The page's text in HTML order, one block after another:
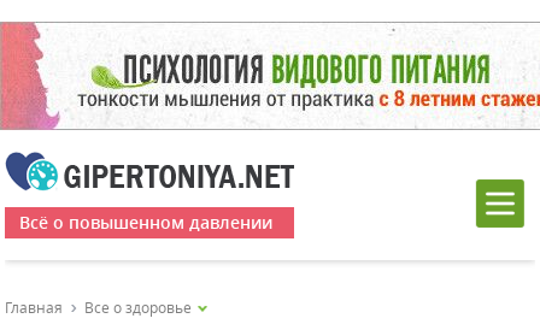
Всё о повышенном давлении
Главная Все о здоровье